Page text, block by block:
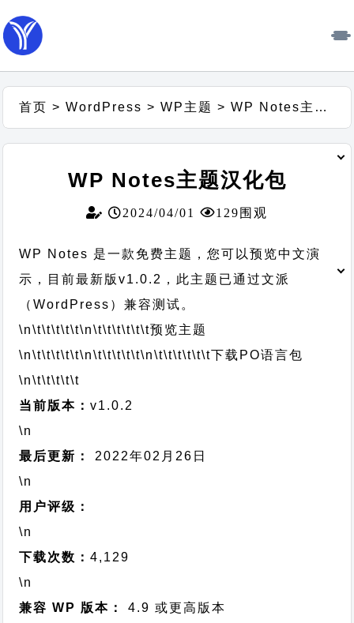
首页 >WordPress >WP主题 >WP Notes主题汉化包
WP Notes主题汉化包
2024/04/01 129围观
WP Notes 是一款免费主题，您可以预览中文演
示，目前最新版v1.0.2，此主题已通过文派
（WordPress）兼容测试。
\n\t\t\t\t\t\n\t\t\t\t\t\t预览主题
\n\t\t\t\t\t\n\t\t\t\t\t\n\t\t\t\t\t\t下载PO语言包
\n\t\t\t\t\t
当前版本：v1.0.2
\n
最后更新：
2022年02月26日
\n
用户评级：
\n
下载次数：4,129
\n
兼容 WP 版本：
4.9 或更高版本